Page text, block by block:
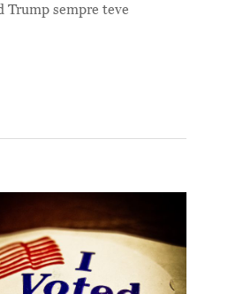
Trump sempre teve